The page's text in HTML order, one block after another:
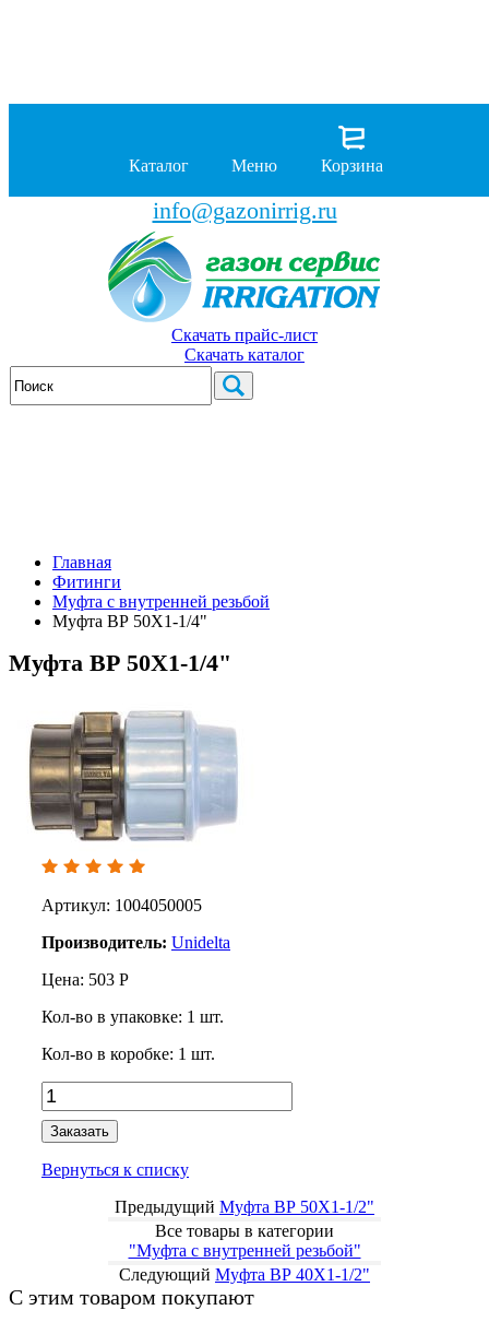
8 (929)
962-01-18
info@gazonirrig.ru
Скачать прайс-лист
Скачать каталог
Главная
Фитинги
Муфта с внутренней резьбой
Муфта ВР 50Х1-1/4"
Муфта ВР 50Х1-1/4"
Артикул: 1004050005
Производитель: Unidelta
Цена: 503 Р
Кол-во в упаковке: 1 шт.
Кол-во в коробке: 1 шт.
Заказать
Вернуться к списку
Предыдущий Муфта ВР 50Х1-1/2"
Все товары в категории
"Муфта с внутренней резьбой"
Следующий Муфта ВР 40Х1-1/2"
С этим товаром покупают
Каталог Меню Корзина